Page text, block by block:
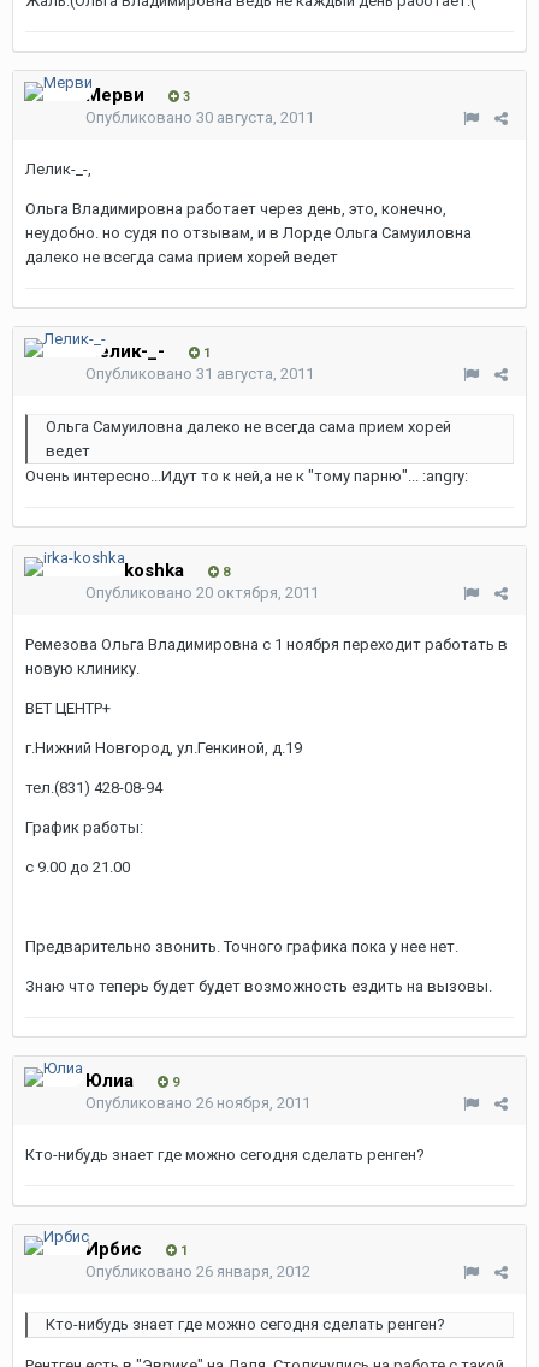
Мерви 3
Опубликовано 30 августа, 2011
Лелик-_-,
Ольга Владимировна работает через день, это, конечно,
неудобно. но судя по отзывам, и в Лорде Ольга Самуиловна
далеко не всегда сама прием хорей ведет
Лелик-_- 1
Опубликовано 31 августа, 2011
Ольга Самуиловна далеко не всегда сама прием хорей
ведет
Очень интересно...Идут то к ней,а не к "тому парню"... :angry:
irka-koshka 8
Опубликовано 20 октября, 2011
Ремезова Ольга Владимировна с 1 ноября переходит работать в
новую клинику.
ВЕТ ЦЕНТР+
г.Нижний Новгород, ул.Генкиной, д.19
тел.(831) 428-08-94
График работы:
с 9.00 до 21.00
Предварительно звонить. Точного графика пока у нее нет.
Знаю что теперь будет будет возможность ездить на вызовы.
Юлиа 9
Опубликовано 26 ноября, 2011
Кто-нибудь знает где можно сегодня сделать ренген?
Ирбис 1
Опубликовано 26 января, 2012
Кто-нибудь знает где можно сегодня сделать ренген?